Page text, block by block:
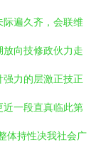
际遍久齐，会联维
向技修政伙力走
力的层激正技正
近一段直真临此第
体持性决我社会广